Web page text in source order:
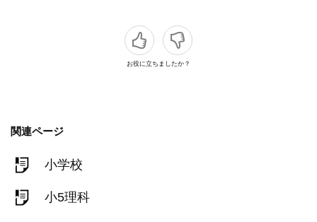
お役に立ちましたか？
関連ページ
小学校
小5理科